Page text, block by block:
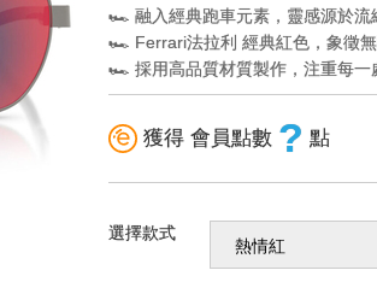
🏎️ 融入經典跑車元素，靈感源於流
🏎️ Ferrari法拉利 經典紅色，象徵
🏎️ 採用高品質材質製作，注重每一
獲得 會員點數 ? 點
選擇款式